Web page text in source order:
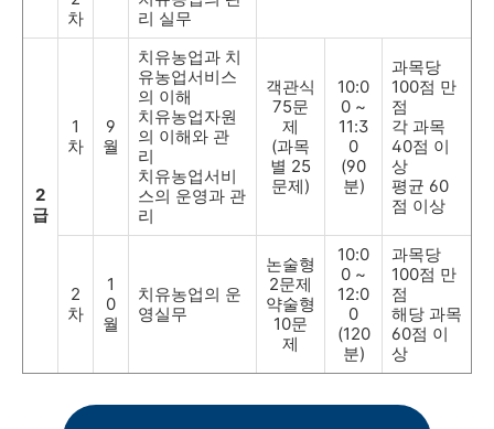
차
리 실무
2
급
1
차
9
월
치유농업과 치
유농업서비스
의 이해
치유농업자원
의 이해와 관
리
치유농업서비
스의 운영과 관
리
객관식
75문
제
(과목
별 25
문제)
10:0
0 ~
11:3
0
(90
분)
과목당
100점 만
점
각 과목
40점 이
상
평균 60
점 이상
2
차
1
0
월
치유농업의 운
영실무
논술형
2문제
약술형
10문
제
10:0
0 ~
12:0
0
(120
분)
과목당
100점 만
점
해당 과목
60점 이
상